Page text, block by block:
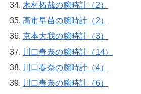
木村拓哉の腕時計（2）
高市早苗の腕時計（2）
京本大我の腕時計（3）
川口春奈の腕時計（14）
川口春奈の腕時計（4）
川口春奈の腕時計（6）